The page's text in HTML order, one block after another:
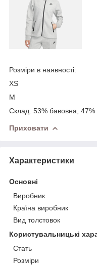
Розміри в наявності:
XS
M
Склад: 53% бавовна, 47%
Приховати
Характеристики
Основні
Виробник
Країна виробник
Вид толстовок
Користувальницькі
Стать
Розміри